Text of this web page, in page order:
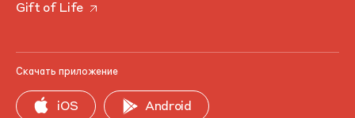
Gift of Life
Скачать приложение
iOS Android